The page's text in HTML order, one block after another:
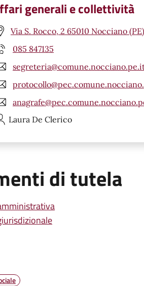
generali e collettività
Via S. Rocco, 2 65010 Nocciano (PE)
085 847135
Laura De Clerico
di tutela